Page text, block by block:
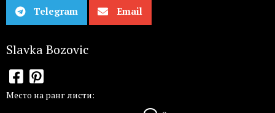
Telegram Email
Slavka Bozovic
Место на ранг листи: